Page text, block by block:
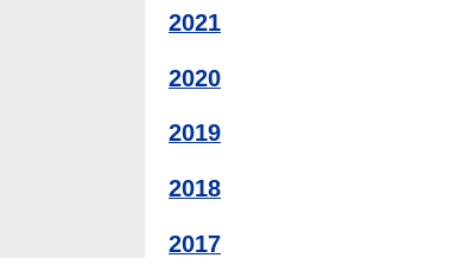
2021
2020
2019
2018
2017